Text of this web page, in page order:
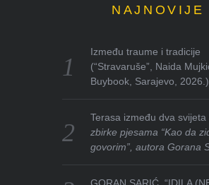
NAJNOVIJE
Između traume i tradicije
(“Stravaruše”, Naida
Buybook, Sarajevo, 2026.)
Terasa između dva svijeta
zbirke pjesama “Kao da
govorim”, autora Gorana